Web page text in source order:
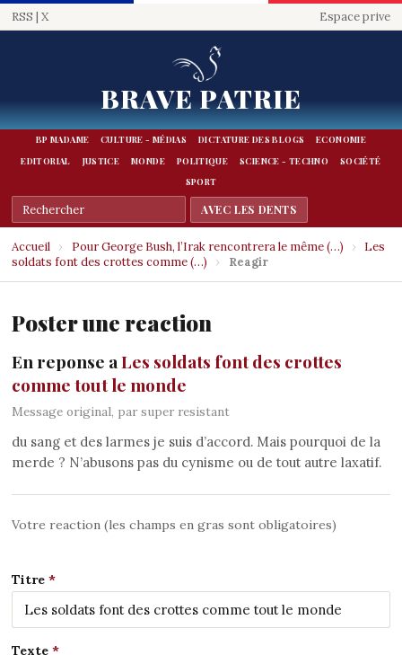
RSS | X Espace prive
BRAVE PATRIE
BP MADAME CULTURE - MÉDIAS DICTATURE DES BLOGS
ECONOMIE
EDITORIAL
JUSTICE MONDE POLITIQUE SCIENCE - TECHNO
SOCIÉTÉ
SPORT
Accueil › Pour George Bush, l’Irak rencontrera le même (…) ›
Les
soldats font des crottes comme (…)
› Reagir
Poster une reaction
En reponse aLes soldats font des crottes
comme tout le monde
Message original, par super resistant
du sang et des larmes je suis d’accord. Mais pourquoi de la
merde ? N’abusons pas du cynisme ou de tout autre laxatif.
Votre reaction (les champs en gras sont obligatoires)
Titre
Texte